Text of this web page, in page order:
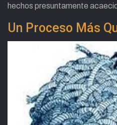
hechos presuntamente
Un Proceso Más